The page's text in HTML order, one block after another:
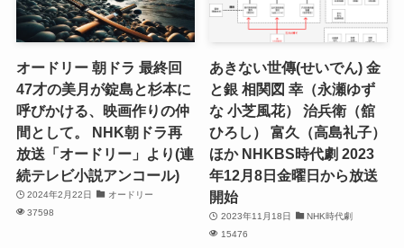
オードリー 朝ドラ 最終回
47才の美月が錠島と杉本に
呼びかける、映画作りの仲
間として。 NHK朝ドラ再
放送「オードリー」より(連
続テレビ小説アンコール)
2024年2月22日
オードリー
37598
あきない世傳(せいでん) 金
と銀 相関図 幸（永瀬ゆず
な 小芝風花） 治兵衛（舘
ひろし） 富久（高島礼子）
ほか NHKBS時代劇 2023
年12月8日金曜日から放送
開始
2023年11月18日
NHK時代劇
15476